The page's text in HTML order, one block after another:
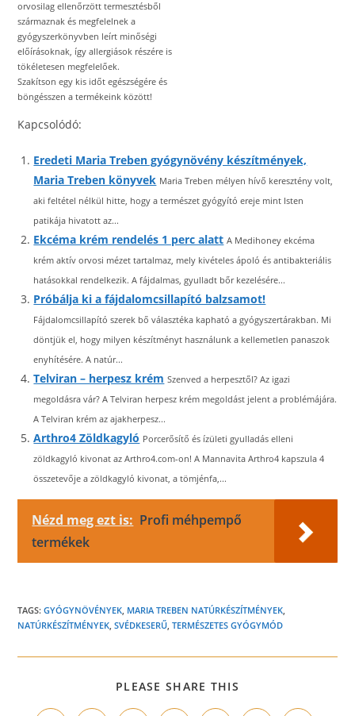
orvosilag ellenőrzött termesztésből
származnak és megfelelnek a
gyógyszerkönyvben leírt minőségi
előírásoknak, így allergiások részére is
tökéletesen megfelelőek.
Szakítson egy kis időt egészségére és
böngésszen a termékeink között!
Kapcsolódó:
Eredeti Maria Treben gyógynövény készítmények,
Maria Treben könyvek Maria Treben mélyen hívő keresztény volt,
aki feltétel nélkül hitte, hogy a természet gyógyító ereje mint Isten
patikája hivatott az...
Ekcéma krém rendelés 1 perc alatt A Medihoney ekcéma
krém aktív orvosi mézet tartalmaz, mely kivételes ápoló és antibakteriális
hatásokkal rendelkezik. A fájdalmas, gyulladt bőr kezelésére...
Próbálja ki a fájdalomcsillapító balzsamot!
Fájdalomcsillapító szerek bő választéka kapható a gyógyszertárakban. Mi
döntjük el, hogy milyen készítményt használunk a kellemetlen panaszok
enyhítésére. A natúr...
Telviran – herpesz krém Szenved a herpesztől? Az igazi
megoldásra vár? A Telviran herpesz krém megoldást jelent a problémájára.
A Telviran krém az ajakherpesz...
Arthro4 Zöldkagyló Porcerősítő és ízületi gyulladás elleni
zöldkagyló kivonat az Arthro4.com-on! A Mannavita Arthro4 kapszula 4
összetevője a zöldkagyló kivonat, a tömjénfa,...
Nézd meg ezt is: Profi méhpempő
termékek
TAGS:GYÓGYNÖVÉNYEK, MARIA TREBEN NATÚRKÉSZÍTMÉNYEK,
NATÚRKÉSZÍTMÉNYEK, SVÉDKESERŰ, TERMÉSZETES GYÓGYMÓD
PLEASE SHARE THIS
CONTENT